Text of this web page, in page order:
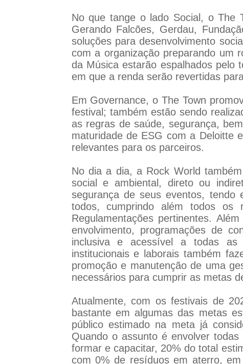
No que tange o lado Social, o The
Gerando Falcões, Gerdau,
soluções para desenvolvimento
com a organização preparando um
da Música estarão espalhados pelo
em que a renda serão revertidas
Em Governance, o The Town
festival; também estão sendo
as regras de saúde, segurança,
maturidade de ESG com a Deloitte
relevantes para os parceiros.
No dia a dia, a Rock World
social e ambiental, direto ou
segurança de seus eventos, tendo
todos, cumprindo além todos os
Regulamentações pertinentes.
envolvimento, programações de
inclusiva e acessível a todas as
institucionais e laborais também
promoção e manutenção de uma
necessários para cumprir as metas
Atualmente, com os festivais de
bastante em algumas das metas
público estimado na meta já
Quando o assunto é envolver
formar e capacitar, 20% do total
com 0% de resíduos em aterro,